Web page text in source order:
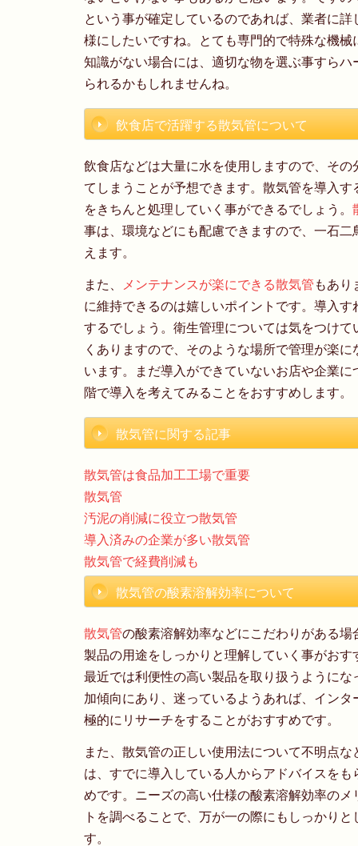
という事が確定しているのであれば、業者に詳
様にしたいですね。とても専門的で特殊な機械
知識がない場合には、適切な物を選ぶ事すらハ
られるかもしれませんね。
飲食店で活躍する散気管について
飲食店などは大量に水を使用しますので、その
てしまうことが予想できます。散気管を導入す
をきちんと処理していく事ができるでしょう。
事は、環境などにも配慮できますので、一石二
えます。
また、 メンテナンスが楽にできる散気管 もあり
に維持できるのは嬉しいポイントです。導入す
するでしょう。衛生管理については気をつけて
くありますので、そのような場所で管理が楽に
います。まだ導入ができていないお店や企業に
階で導入を考えてみることをおすすめします。
散気管に関する記事
散気管は食品加工工場で重要
散気管
汚泥の削減に役立つ散気管
導入済みの企業が多い散気管
散気管で経費削減も
散気管の酸素溶解効率について
散気管の酸素溶解効率などにこだわりがある場
製品の用途をしっかりと理解していく事がおす
最近では利便性の高い製品を取り扱うようにな
加傾向にあり、迷っているようあれば、インタ
極的にリサーチをすることがおすすめです。
また、散気管の正しい使用法について不明点な
は、すでに導入している人からアドバイスをも
めです。ニーズの高い仕様の酸素溶解効率のメ
トを調べることで、万が一の際にもしっかり
す。